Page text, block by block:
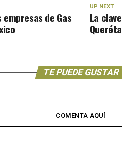
UP NEXT
La
de Gas
TE PUEDE GUSTAR
COMENTA AQUÍ